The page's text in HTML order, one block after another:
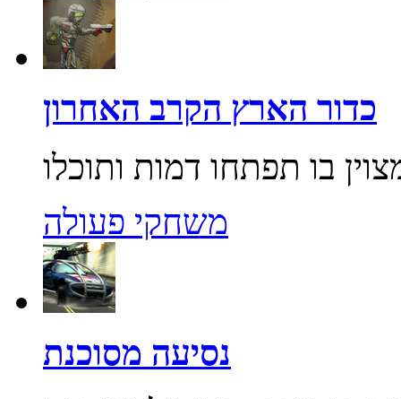
כדור הארץ הקרב האחרון
משחקי פעולה
נסיעה מסוכנת